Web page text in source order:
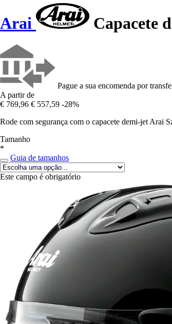
Arai Capacete
Pague a sua encomenda por
A partir de
€ 769,96 € 557,59 -28%
Rode com segurança com o capacete demi-jet Arai
Tamanho
*
Guia de tamanhos
Este campo é obrigatório